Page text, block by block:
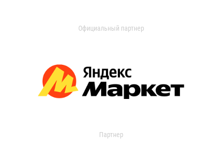
Официальный партнер
Партнер